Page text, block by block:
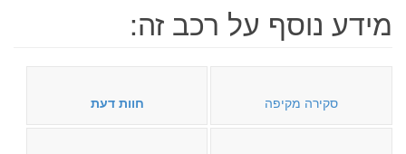
מידע נוסף על רכב זה:
סקירה מקיפה חוות דעת